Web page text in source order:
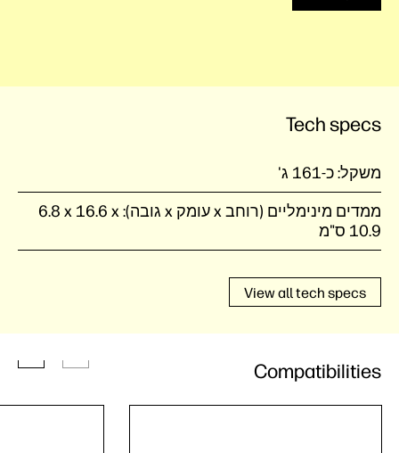
Tech specs
משקל:כ-161 ג'
ממדים מינימליים (רוחב x עומק x גובה):
‎6.8 x 16.6 x
10.9 ס"מ
View all tech specs
Compatibilities